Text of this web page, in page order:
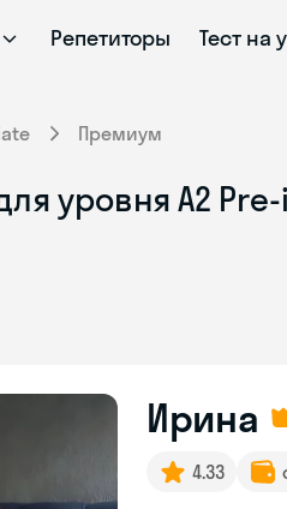
Репетиторы Тест на
Премиум
уровня A2
Ирина
4.33